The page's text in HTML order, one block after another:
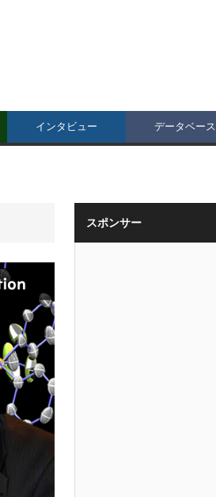
インタビュー データベース
スポンサー